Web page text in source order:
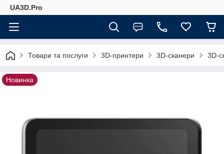
UA3D.Pro
Товари та послуги 3D-принтери 3D-сканери 3D-
Новинка